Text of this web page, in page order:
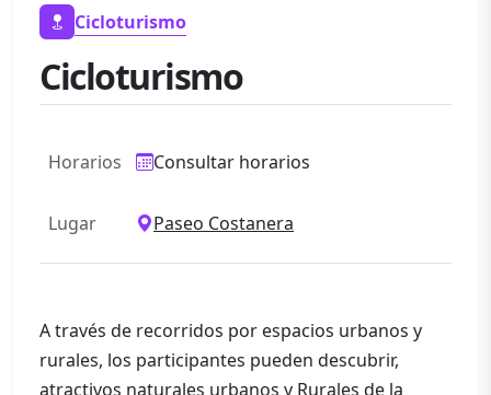
Cicloturismo
Cicloturismo
Horarios Consultar horarios
Lugar Paseo Costanera
A través de recorridos por espacios urbanos y
rurales, los participantes pueden descubrir,
atractivos naturales urbanos y Rurales de la